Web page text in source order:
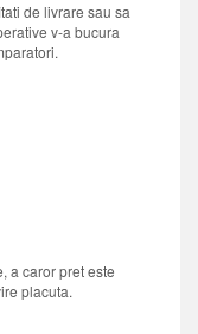
de livrare sau sa
v-a bucura
a caror pret este
placuta.